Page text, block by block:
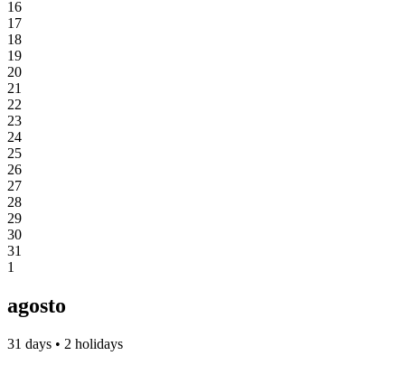
16
17
18
19
20
21
22
23
24
25
26
27
28
29
30
31
1
agosto
31 days • 2 holidays